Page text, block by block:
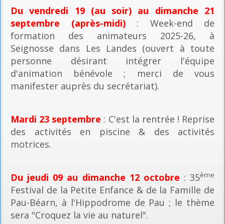
Du vendredi 19 (au soir) au dimanche 21
septembre (après-midi): Week-end de
formation des animateurs 2025-26, à
Seignosse dans Les Landes (ouvert à toute
personne désirant intégrer l'équipe
d'animation bénévole ; merci de vous
manifester auprès du secrétariat).
Mardi 23 septembre : C'est la rentrée ! Reprise
des activités en piscine & des activités
motrices.
Du jeudi 09 au dimanche 12 octobre : 35ème
Festival de la Petite Enfance & de la Famille de
Pau-Béarn, à l'Hippodrome de Pau ; le thème
sera "Croquez la vie au naturel".